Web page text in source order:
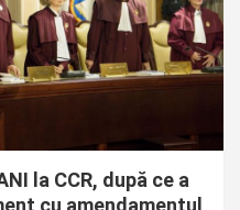
la CCR, după ce a
cu amendamentul